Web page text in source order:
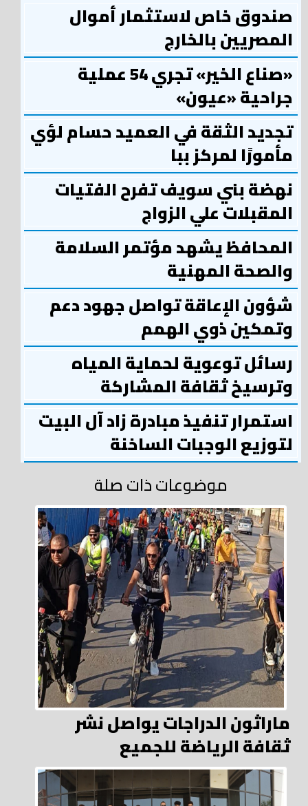
صندوق خاص لاستثمار أموال
المصريين بالخارج
«صناع الخير» تجري 54 عملية
جراحية «عيون»
تجديد الثقة في العميد حسام لؤي
مأمورًا لمركز ببا
نهضة بني سويف تفرح الفتيات
المقبلات علي الزواج
المحافظ يشهد مؤتمر السلامة
والصحة المهنية
شؤون الإعاقة تواصل جهود دعم
وتمكين ذوي الهمم
رسائل توعوية لحماية المياه
وترسيخ ثقافة المشاركة
استمرار تنفيذ مبادرة زاد آل البيت
لتوزيع الوجبات الساخنة
موضوعات ذات صلة
ماراثون الدراجات يواصل نشر
ثقافة الرياضة للجميع